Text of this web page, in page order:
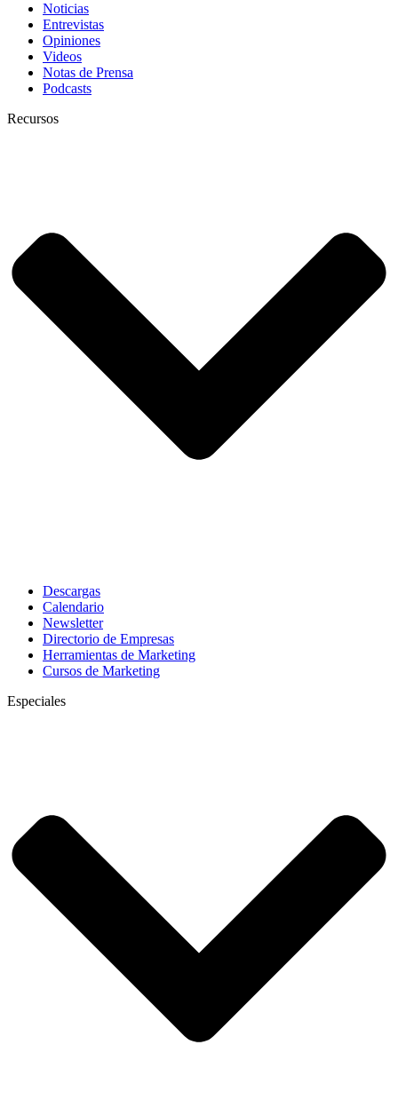
Noticias
Entrevistas
Opiniones
Videos
Notas de Prensa
Podcasts
Recursos
Descargas
Calendario
Newsletter
Directorio de Empresas
Herramientas de Marketing
Cursos de Marketing
Especiales